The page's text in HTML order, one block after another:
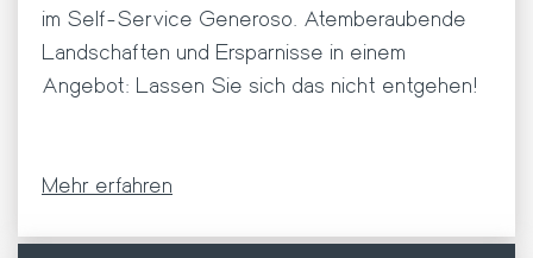
im Self-Service Generoso. Atemberaubende
Landschaften und Ersparnisse in einem
Angebot: Lassen Sie sich das nicht entgehen!
Mehr erfahren